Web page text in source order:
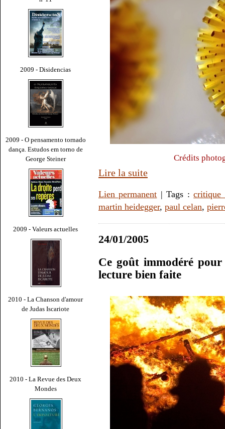
2009 - Disidencias
2009 - O pensamento tornado
dança. Estudos em torno de
George Steiner
2009 - Valeurs actuelles
2010 - La Chanson d'amour
de Judas Iscariote
2010 - La Revue des Deux
Mondes
Crédits
Lire la suite
Lien permanent | Tags :critique
martin heidegger, paul celan,
24/01/2005
Ce goût immodéré
lecture bien faite